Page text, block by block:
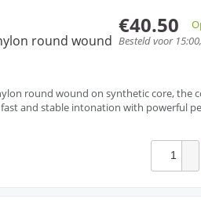
€40.50
Besteld voor
round wound
round wound on synthetic core, the
and stable intonation with powerful